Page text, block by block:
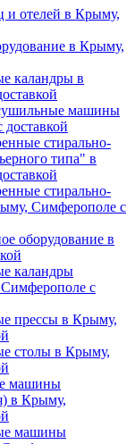
и отелей в Крыму,
в Крыму,
каландры в
машины
стирально-
типа" в
стирально-
Симферополе с
оборудование в
каландры
с
прессы в Крыму,
столы в Крыму,
машины
в Крыму,
машины